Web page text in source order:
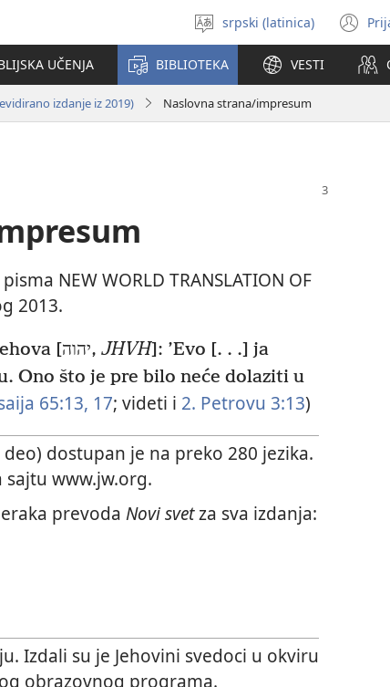
Izaberi
jezik
srpski (latinica)
UČENJA BIBLIOTEKA VESTI
izdanje iz 2019) Naslovna strana/impresum
NEW WORLD TRANSLATION OF
2013.
„Ovako kaže Svevišnji Gospod Jehova [יהוה, JHVH]: ’Evo [. . .] ja
Ono što je pre bilo neće dolaziti u
65:13, 17; videti i 2. Petrovu 3:13)
dostupan je na preko 280 jezika.
sajtu www.jw.org.
prevoda Novi svetza sva izdanja:
Izdali su je Jehovini svedoci u okviru
obrazovnog programa.